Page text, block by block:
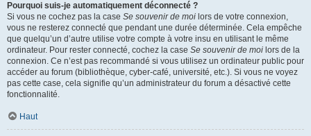
Pourquoi suis-je automatiquement déconnecté ?
Si vous ne cochez pas la case Se souvenir de moi lors de votre connexion,
vous ne resterez connecté que pendant une durée déterminée. Cela empêche
que quelqu’un d’autre utilise votre compte à votre insu en utilisant le même
ordinateur. Pour rester connecté, cochez la case Se souvenir de moi lors de la
connexion. Ce n’est pas recommandé si vous utilisez un ordinateur public pour
accéder au forum (bibliothèque, cyber-café, université, etc.). Si vous ne voyez
pas cette case, cela signifie qu’un administrateur du forum a désactivé cette
fonctionnalité.
Haut